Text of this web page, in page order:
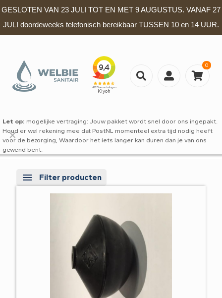
GESLOTEN VAN 23 JULI TOT EN MET 9 AUGUSTUS. VANAF 27
JULI doordeweeks telefonisch bereikbaar TUSSEN 10 en 14 UUR.
0
Let op: mogelijke vertraging: Jouw pakket wordt snel door ons ingepakt.
Houd er wel rekening mee dat PostNL momenteel extra tijd nodig heeft
voor de bezorging, Waardoor het iets langer kan duren dan je van ons
gewend bent.
✕
Filter producten